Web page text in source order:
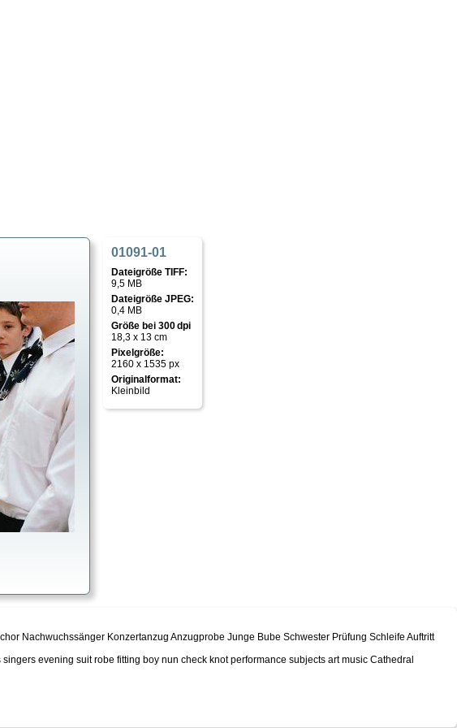
01091-01
Dateigröße TIFF:
9,5 MB
Dateigröße JPEG:
0,4 MB
Größe bei 300 dpi
18,3 x 13 cm
Pixelgröße:
2160 x 1535 px
Originalformat:
Kleinbild
Nachwuchssänger Konzertanzug Anzugprobe Junge Bube Schwester Prüfung Schleife Auftritt
evening suit robe fitting boy nun check knot performance subjects art music Cathedral